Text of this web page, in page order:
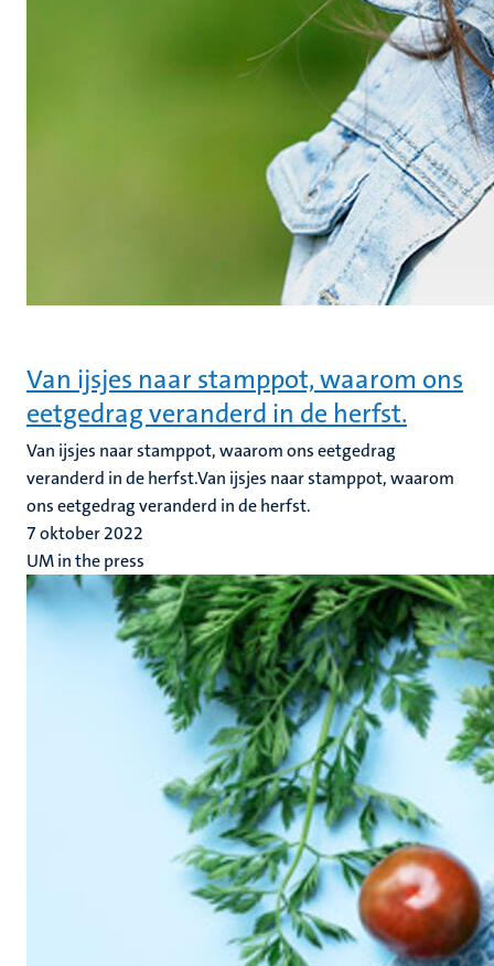
Van ijsjes naar stamppot, waarom ons
eetgedrag veranderd in de herfst.
Van ijsjes naar stamppot, waarom ons eetgedrag
veranderd in de herfst.Van ijsjes naar stamppot, waarom
ons eetgedrag veranderd in de herfst.
7 oktober 2022
UM in the press